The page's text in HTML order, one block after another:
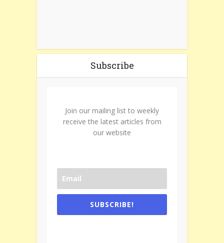
Subscribe
Join our mailing list to weekly
receive the latest articles from
our website
SUBSCRIBE!